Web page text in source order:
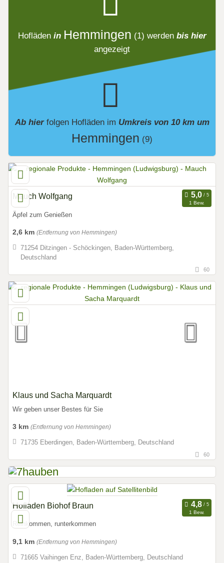
Hofläden in Hemmingen (1) werden bis hier
angezeigt
Ab hier folgen Hoflädenim Umkreis von 10 km um
Hemmingen (9)
Mauch Wolfgang
1 Bew.
Äpfel zum Genießen
2,6 km (Entfernung von Hemmingen)
71254 Ditzingen - Schöckingen, Baden-Württemberg,
Deutschland
60
Klaus und Sacha Marquardt
Wir geben unser Bestes für Sie
3 km (Entfernung von Hemmingen)
71735 Eberdingen, Baden-Württemberg, Deutschland
60
Hofladen Biohof Braun
1 Bew.
Reinkommen, runterkommen
9,1 km (Entfernung von Hemmingen)
71665 Vaihingen Enz, Baden-Württemberg, Deutschland